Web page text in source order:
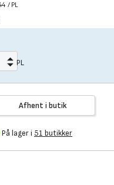
/ PL
PL
Afhent i butik
På lager i 51 butikker